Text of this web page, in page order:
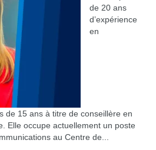
de 20 ans
d’expérience
en
de 15 ans à titre de conseillère en
Elle occupe actuellement un poste
au Centre de...